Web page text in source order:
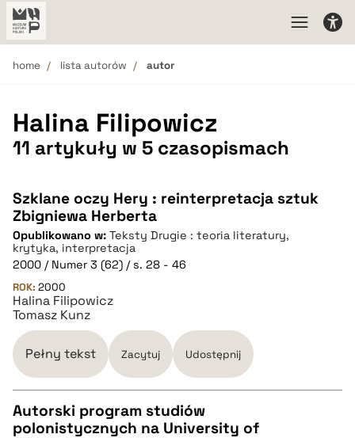
home lista autorów autor
Halina Filipowicz
11 artykuły w 5 czasopismach
Szklane oczy Hery : reinterpretacja sztuk
Zbigniewa Herberta
Opublikowano w: Teksty Drugie : teoria literatury,
krytyka, interpretacja
2000 / Numer 3 (62) / s. 28 - 46
ROK: 2000
Halina Filipowicz
Tomasz Kunz
Pełny tekst Zacytuj Udostępnij
Autorski program studiów
polonistycznych na University of